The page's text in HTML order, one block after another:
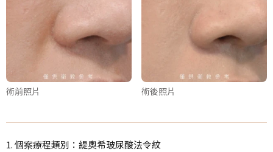
術前照片 術後照片
1. 個案療程類別：緹奧希玻尿酸法令紋